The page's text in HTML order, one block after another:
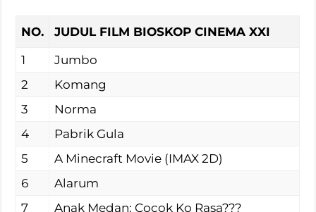
NO.
JUDUL FILM BIOSKOP CINEMA XXI
1
Jumbo
2
Komang
3
Norma
4
Pabrik Gula
5
A Minecraft Movie (IMAX 2D)
6
Alarum
7
Anak Medan: Cocok Ko Rasa???